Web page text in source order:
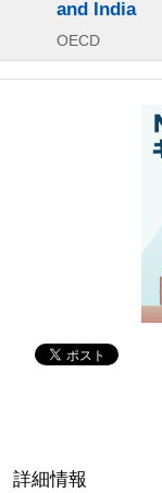
and India
OECD
詳細情報